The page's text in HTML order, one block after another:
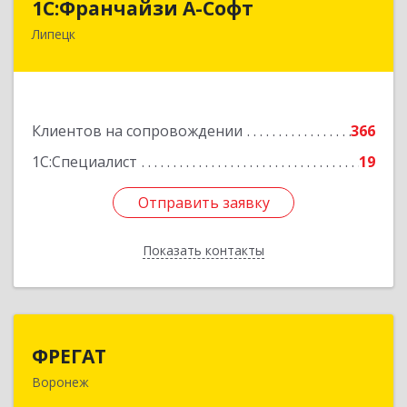
1С:Франчайзи А-Софт
Липецк
Клиентов на сопровождении
366
1С:Специалист
19
Отправить заявку
Показать контакты
398059, Липецкая обл, Липецк г, Фрунзе ул,
Отправить заявку
Назад
ФРЕГАТ
Воронеж